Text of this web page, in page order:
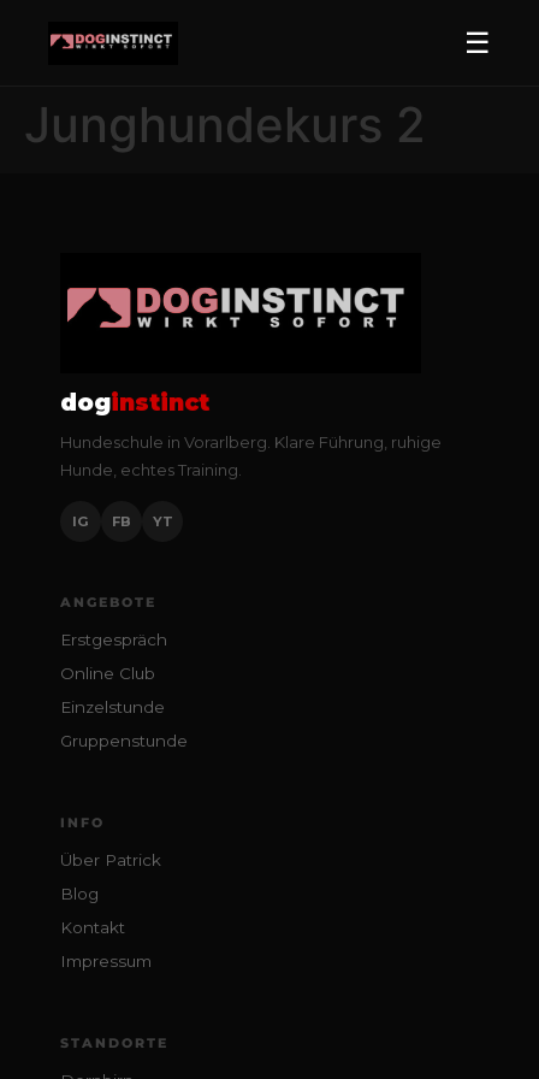
☰
Junghundekurs 2
doginstinct
Hundeschule in Vorarlberg. Klare Führung, ruhige
Hunde, echtes Training.
IG FB YT
ANGEBOTE
Erstgespräch
Online Club
Einzelstunde
Gruppenstunde
INFO
Über Patrick
Blog
Kontakt
Impressum
STANDORTE